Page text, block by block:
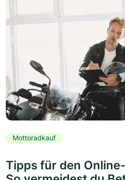
Mottoradkauf
Tipps für den